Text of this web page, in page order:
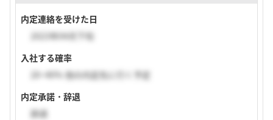
内定連絡を受けた日
2023年04月下旬
入社する確率
20~40% 他の内定先に行く予定
内定承諾・辞退
辞退